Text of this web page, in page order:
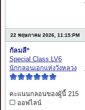
22 พฤษภาคม 2026, 11:15:PM
กัลมลี*
Special Class LV6
นักกลอนเอกแห่งวังหลวง
คะแนนกลอนของผู้นี้ 215
ออฟไลน์